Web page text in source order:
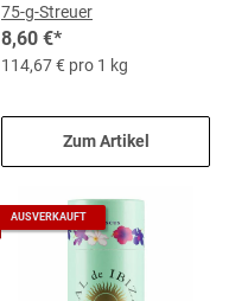
75-g-Streuer
8,60 €*
114,67 € pro 1 kg
Zum Artikel
AUSVERKAUFT